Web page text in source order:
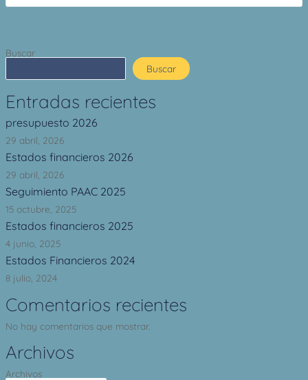
Buscar
Buscar
Entradas recientes
presupuesto 2026
29 abril, 2026
Estados financieros 2026
29 abril, 2026
Seguimiento PAAC 2025
15 octubre, 2025
Estados financieros 2025
4 junio, 2025
Estados Financieros 2024
8 julio, 2024
Comentarios recientes
No hay comentarios que mostrar.
Archivos
Archivos